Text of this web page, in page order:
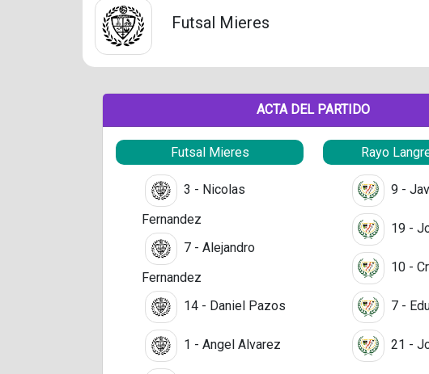
Futsal Mieres
ACTA DEL PARTIDO
Futsal Mieres
3 - Nicolas
Fernandez
7 - Alejandro
Fernandez
14 - Daniel Pazos
1 - Angel Alvarez
Rayo
9 -
19 -
10 -
7 -
21 -